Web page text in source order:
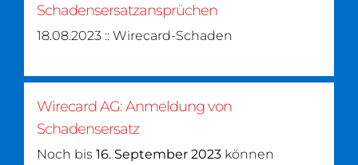
Schadensersatzansprüchen
18.08.2023 :: Wirecard-Schaden
Wirecard AG: Anmeldung von
Schadensersatz
Noch bis 16. September 2023 können